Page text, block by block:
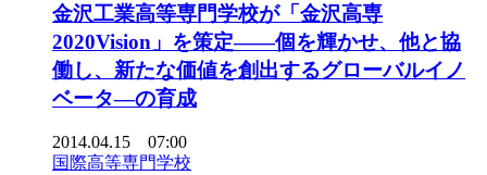
金沢工業高等専門学校が「金沢高専
2020Vision」を策定――個を輝かせ、他と協
働し、新たな価値を創出するグローバルイノ
ベータ―の育成
2014.04.15 07:00
国際高等専門学校